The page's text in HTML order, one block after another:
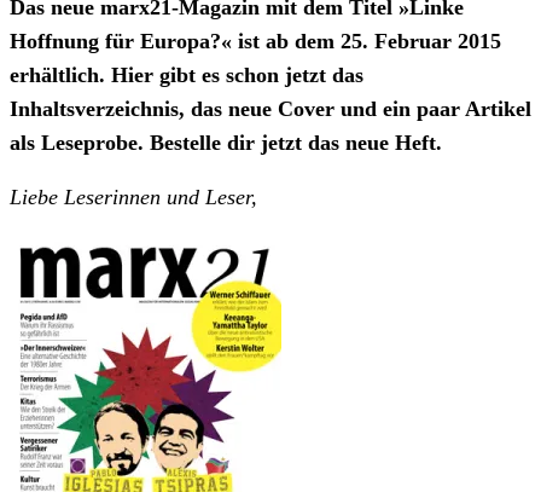
Das neue marx21-Magazin mit dem Titel »Linke
Hoffnung für Europa?« ist ab dem 25. Februar 2015
erhältlich. Hier gibt es schon jetzt das
Inhaltsverzeichnis, das neue Cover und ein paar Artikel
als Leseprobe. Bestelle dir jetzt das neue Heft.
Liebe Leserinnen und Leser,